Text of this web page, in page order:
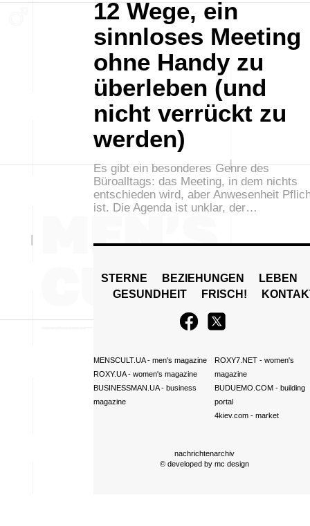
12 Wege, ein
sinnloses Meeting
ohne Handy zu
überleben (und
nicht verrückt zu
werden)
Es gibt ein besonderes Genre des
Büroalltags: das Meeting, in dem nichts
entschieden wird, aber Anwesenheit
ist. Die Agenda ist unklar, der…
STERNE BEZIEHUNGEN
LEBEN
GESUNDHEIT
FRISCH!
MENSCULT.UA- men's magazine
ROXY.UA- women's magazine
BUSINESSMAN.UA- business
magazine
ROXY7.NET- women's
magazine
BUDUEMO.COM- building
portal
4kiev.com- market
nachrichtenarchiv
© developed by mc design